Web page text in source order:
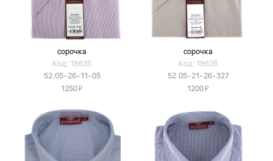
сорочка
Код: 19635
52.05-26-11-05
1250Я
сорочка
Код: 19628
52.05-21-26-327
1200Я